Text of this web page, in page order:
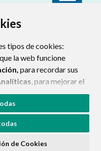
tipos de cookies:
la web funcione
para recordar sus
, para mejorar el
todas”
Si pulsa el botón
técnicas
de Cookies